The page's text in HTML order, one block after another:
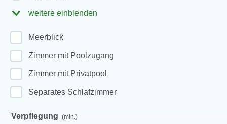
weitere einblenden
Meerblick
Zimmer mit Poolzugang
Zimmer mit Privatpool
Separates Schlafzimmer
Verpflegung (min.)